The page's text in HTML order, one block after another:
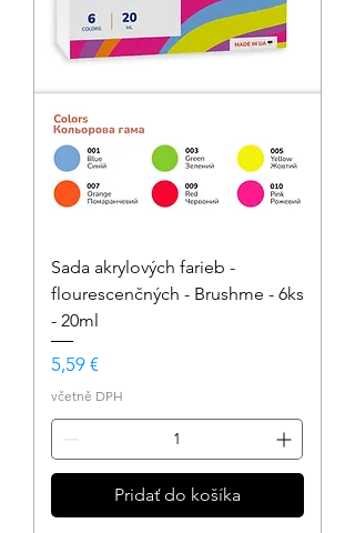
Sada akrylových farieb -
flourescenčných - Brushme - 6ks
- 20ml
Cena
5,59 €
včetně DPH
Pridať do košíka